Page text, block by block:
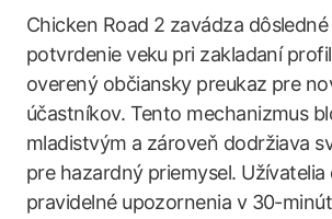
Chicken Road 2 zavádza
potvrdenie veku pri zakladaní
overený občiansky preukaz pre
účastníkov. Tento mechanizmus
mladistvým a zároveň dodržiava
pre hazardný priemysel. Užívatelia
pravidelné upozornenia v 30-